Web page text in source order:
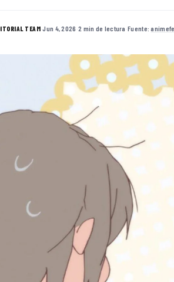
TEAM·Jun 4, 2026 ·2 min de lectura ·Fuente: